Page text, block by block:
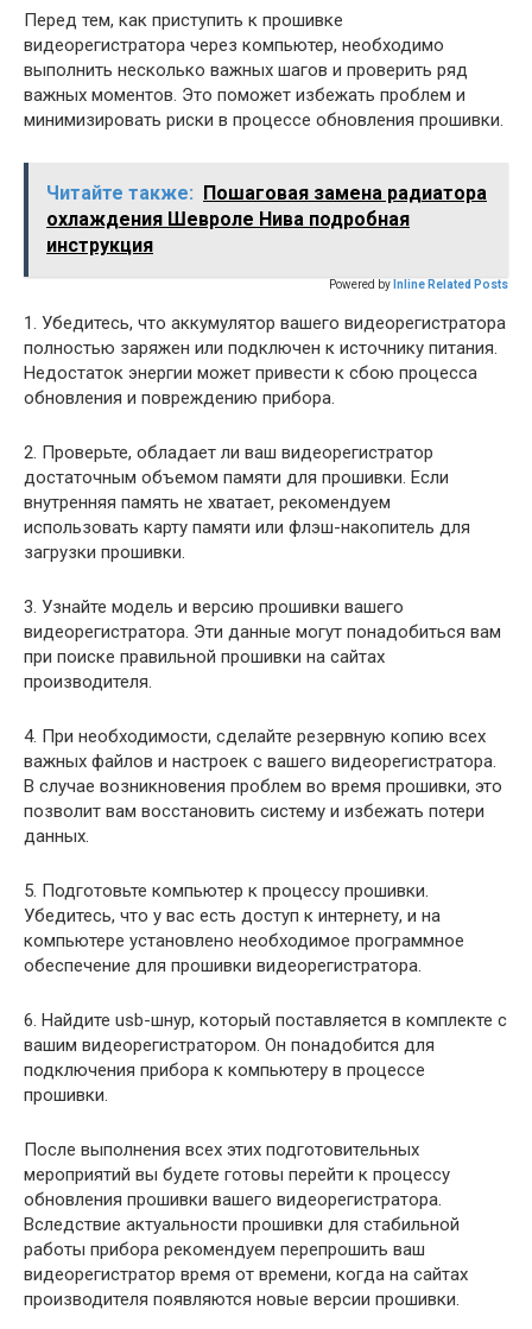
Перед тем, как приступить к прошивке
видеорегистратора через компьютер, необходимо
выполнить несколько важных шагов и проверить ряд
важных моментов. Это поможет избежать проблем и
минимизировать риски в процессе обновления прошивки.
Читайте также: Пошаговая замена радиатора
охлаждения Шевроле Нива подробная
инструкция
Powered by Inline Related Posts
1. Убедитесь, что аккумулятор вашего видеорегистратора
полностью заряжен или подключен к источнику питания.
Недостаток энергии может привести к сбою процесса
обновления и повреждению прибора.
2. Проверьте, обладает ли ваш видеорегистратор
достаточным объемом памяти для прошивки. Если
внутренняя память не хватает, рекомендуем
использовать карту памяти или флэш-накопитель для
загрузки прошивки.
3. Узнайте модель и версию прошивки вашего
видеорегистратора. Эти данные могут понадобиться вам
при поиске правильной прошивки на сайтах
производителя.
4. При необходимости, сделайте резервную копию всех
важных файлов и настроек с вашего видеорегистратора.
В случае возникновения проблем во время прошивки, это
позволит вам восстановить систему и избежать потери
данных.
5. Подготовьте компьютер к процессу прошивки.
Убедитесь, что у вас есть доступ к интернету, и на
компьютере установлено необходимое программное
обеспечение для прошивки видеорегистратора.
6. Найдите usb-шнур, который поставляется в комплекте с
вашим видеорегистратором. Он понадобится для
подключения прибора к компьютеру в процессе
прошивки.
После выполнения всех этих подготовительных
мероприятий вы будете готовы перейти к процессу
обновления прошивки вашего видеорегистратора.
Вследствие актуальности прошивки для стабильной
работы прибора рекомендуем перепрошить ваш
видеорегистратор время от времени, когда на сайтах
производителя появляются новые версии прошивки.